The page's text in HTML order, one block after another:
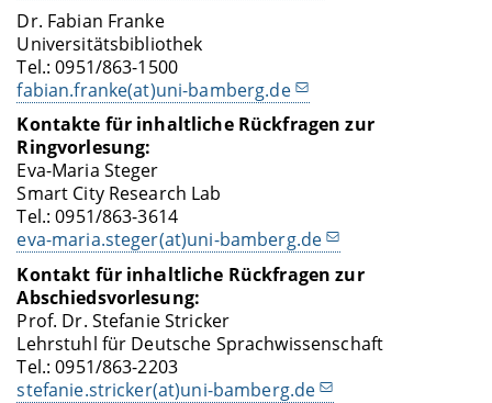
Dr. Fabian Franke
Universitätsbibliothek
Tel.: 0951/863-1500
fabian.franke(at)uni-bamberg.de
Kontakte für inhaltliche Rückfragen zur
Ringvorlesung:
Eva-Maria Steger
Smart City Research Lab
Tel.: 0951/863-3614
eva-maria.steger(at)uni-bamberg.de
Kontakt für inhaltliche Rückfragen zur
Abschiedsvorlesung:
Prof. Dr. Stefanie Stricker
Lehrstuhl für Deutsche Sprachwissenschaft
Tel.: 0951/863-2203
stefanie.stricker(at)uni-bamberg.de